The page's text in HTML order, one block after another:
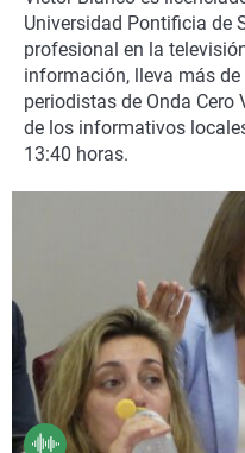
El tiempo
Más noticias
Universidad Pontificia de
profesional en la
información, lleva más
periodistas de Onda Cero
de los informativos
13:40 horas.